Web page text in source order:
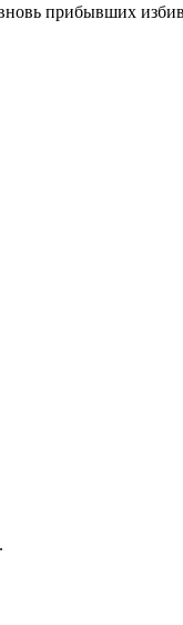
прибывших